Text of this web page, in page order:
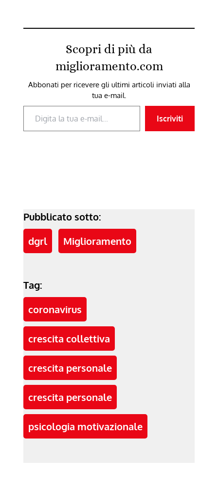
Scopri di più da
miglioramento.com
Abbonati per ricevere gli ultimi articoli inviati alla
tua e-mail.
Digita la tua e-mail...
Iscriviti
Pubblicato sotto:
dgrl
Miglioramento
Tag:
coronavirus
crescita collettiva
crescita personale
crescita personale
psicologia motivazionale